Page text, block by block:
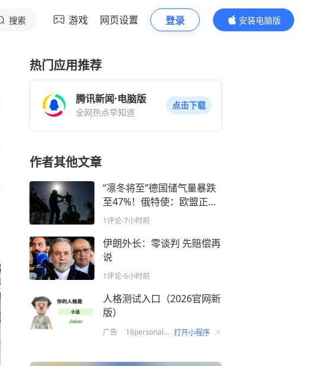
搜索 游戏 网页设置 登录
安装电脑版
内容更精彩
热门应用推荐
腾讯新闻·电脑版
全网热点早知道
点击下载
作者其他文章
“凛冬将至”德国储气量暴跌
至47%！俄特使：欧盟正遭
遇自食其果的冰封危机
1评论-7小时前
伊朗外长：零谈判 先赔偿再
说
1评论-6小时前
人格测试入口（2026官网新
版）
广告 16personalities-cn十六型 打开小程序